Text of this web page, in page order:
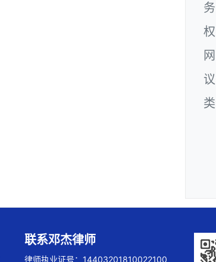
联系邓杰律师
律师执业证号：14403201810022100